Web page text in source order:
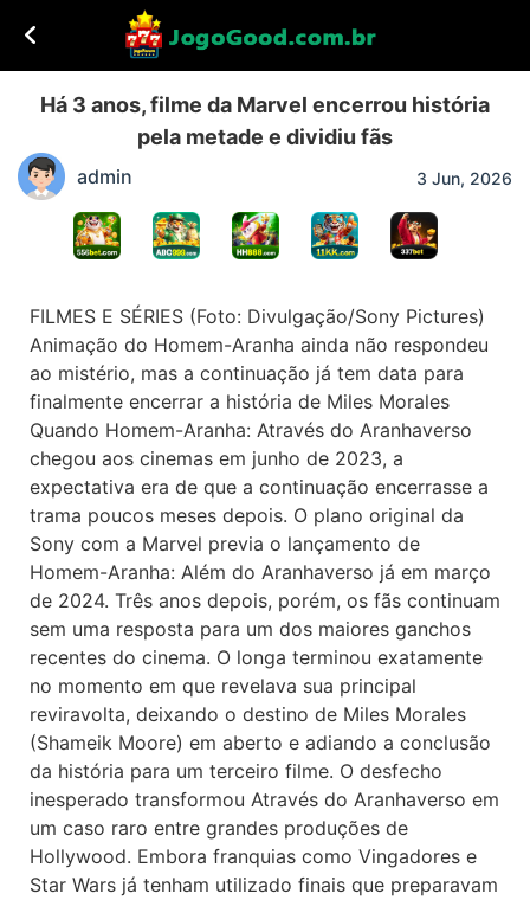
Há 3 anos, filme da Marvel encerrou história
pela metade e dividiu fãs
admin 3 Jun, 2026
FILMES E SÉRIES (Foto: Divulgação/Sony Pictures)
Animação do Homem-Aranha ainda não respondeu
ao mistério, mas a continuação já tem data para
finalmente encerrar a história de Miles Morales
Quando Homem-Aranha: Através do Aranhaverso
chegou aos cinemas em junho de 2023, a
expectativa era de que a continuação encerrasse a
trama poucos meses depois. O plano original da
Sony com a Marvel previa o lançamento de
Homem-Aranha: Além do Aranhaverso já em março
de 2024. Três anos depois, porém, os fãs continuam
sem uma resposta para um dos maiores ganchos
recentes do cinema. O longa terminou exatamente
no momento em que revelava sua principal
reviravolta, deixando o destino de Miles Morales
(Shameik Moore) em aberto e adiando a conclusão
da história para um terceiro filme. O desfecho
inesperado transformou Através do Aranhaverso em
um caso raro entre grandes produções de
Hollywood. Embora franquias como Vingadores e
Star Wars já tenham utilizado finais que preparavam